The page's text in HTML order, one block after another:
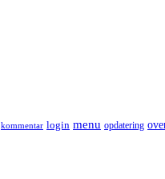
kommentar login menu opdatering